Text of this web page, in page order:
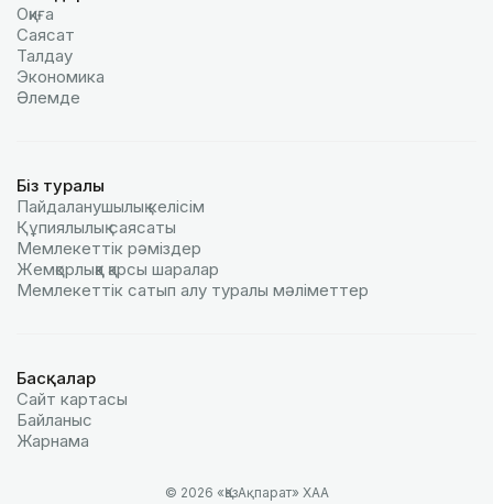
Оқиға
Саясат
Талдау
Экономика
Әлемде
Біз туралы
Пайдаланушылық келiciм
Құпиялылық саясаты
Мемлекеттік рәміздер
Жемқорлыққа қарсы шаралар
Мемлекеттік сатып алу туралы мәлiметтер
Басқалар
Сайт картасы
Байланыс
Жарнама
© 2026 «ҚазАқпарат» ХАА